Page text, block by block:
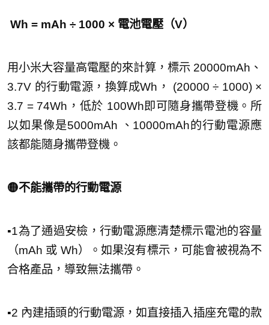
Wh = mAh ÷ 1000 × 電池電壓（V）
用小米大容量高電壓的來計算，標示 20000mAh、
3.7V 的行動電源，換算成Wh， (20000 ÷ 1000) ×
3.7 = 74Wh，低於 100Wh即可隨身攜帶登機。所
以如果像是5000mAh 、10000mAh的行動電源應
該都能隨身攜帶登機。
🟡不能攜帶的行動電源
▪︎1為了通過安檢，行動電源應清楚標示電池的容量
（mAh 或 Wh）。如果沒有標示，可能會被視為不
合格產品，導致無法攜帶。
▪︎2 內建插頭的行動電源，如直接插入插座充電的款